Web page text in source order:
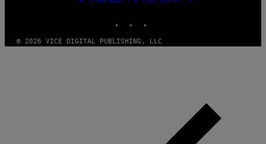
MEDIA
© 2026 VICE DIGITAL PUBLISHING, LLC